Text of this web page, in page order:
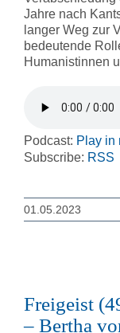
Jahre nach
langer Weg zur
bedeutende
Humanistinnen
Podcast: Play in
Subscribe: RSS
01.05.2023
Freigeist
– Bertha